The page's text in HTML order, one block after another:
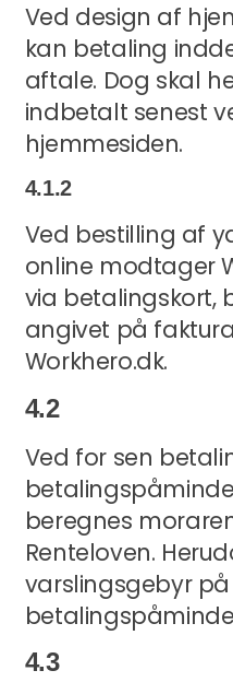
Ved design af
kan betaling
aftale. Dog skal
indbetalt senest
hjemmesiden.
4.1.2
Ved bestilling af
online modtager
via betalingskort,
angivet på
Workhero.dk.
4.2
Ved for sen
beregnes
Renteloven.
varslingsgebyr på
4.3